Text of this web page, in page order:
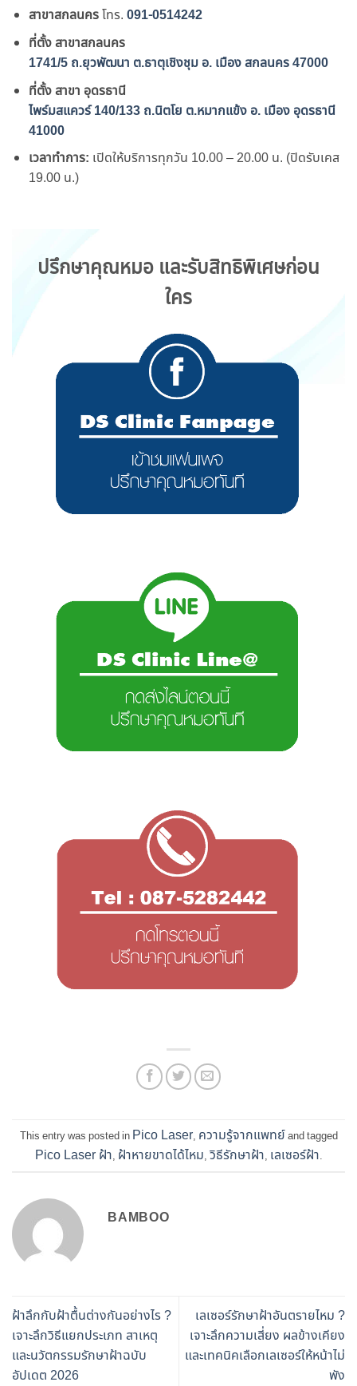
สาขาสกลนครโทร. 091-0514242
ที่ตั้ง สาขาสกลนคร
1741/5 ถ.ยุวพัฒนา ต.ธาตุเชิงชุม อ. เมือง สกลนคร 47000
ที่ตั้ง สาขา อุดรธานี
ไพร์มสแควร์ 140/133 ถ.นิตโย ต.หมากแข้ง อ. เมือง อุดรธานี
41000
เวลาทำการ: เปิดให้บริการทุกวัน 10.00 – 20.00 น. (ปิดรับเคส
19.00 น.)
ปรึกษาคุณหมอ และรับสิทธิพิเศษก่อน
ใคร
This entry was posted in Pico Laser, ความรู้จากแพทย์and tagged
Pico Laser ฝ้า, ฝ้าหายขาดได้ไหม, วิธีรักษาฝ้า, เลเซอร์ฝ้า.
BAMBOO
ฝ้าลึกกับฝ้าตื้นต่างกันอย่างไร ?
เจาะลึกวิธีแยกประเภท สาเหตุ
และนวัตกรรมรักษาฝ้าฉบับ
อัปเดต 2026
เลเซอร์รักษาฝ้าอันตรายไหม ?
เจาะลึกความเสี่ยง ผลข้างเคียง
และเทคนิคเลือกเลเซอร์ให้หน้าไม่
พัง